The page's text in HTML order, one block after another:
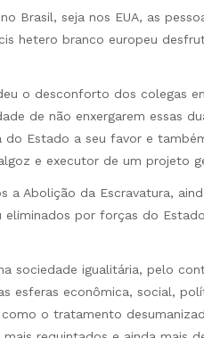
Brasil, seja nos EUA, as
hetero branco europeu
o desconforto dos colegas
de não enxergarem essas
Estado a seu favor e
e executor de um projeto
a Abolição da Escravatura,
por forças do
sociedade igualitária, pelo
esferas econômica, social,
o tratamento